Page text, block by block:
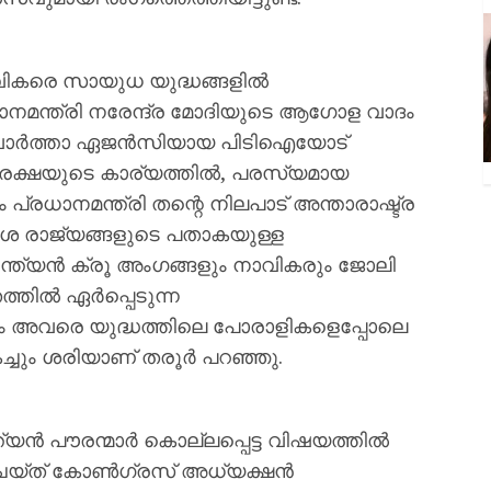
സായുധ യുദ്ധങ്ങളിൽ
നരേന്ദ്ര മോദിയുടെ ആഗോള വാദം
ഏജൻസിയായ പിടിഐയോട്
കാര്യത്തിൽ, പരസ്യമായ
തന്റെ നിലപാട് അന്താരാഷ്ട്ര
രാജ്യങ്ങളുടെ പതാകയുള്ള
ക്രൂ അംഗങ്ങളും നാവികരും ജോലി
ഏർപ്പെടുന്ന
അവരെ യുദ്ധത്തിലെ പോരാളികളെപ്പോലെ
ശരിയാണ് തരൂർ പറഞ്ഞു.
പൗരന്മാർ കൊല്ലപ്പെട്ട വിഷയത്തിൽ
ചെയ്ത് കോൺഗ്രസ് അധ്യക്ഷൻ